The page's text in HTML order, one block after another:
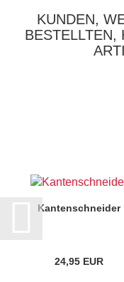
KUNDEN,
BESTELLTEN,
Kantenschneider
24,95 EUR